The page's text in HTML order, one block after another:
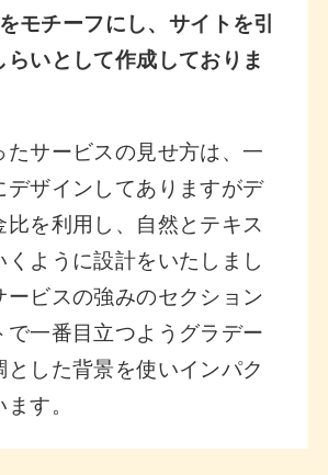
モチーフにし、サイトを引
らいとして作成しておりま
たサービスの見せ方は、一
デザインしてありますがデ
比を利用し、自然とテキス
くように設計をいたしまし
ービスの強みのセクション
で一番目立つようグラデー
とした背景を使いインパク
す。